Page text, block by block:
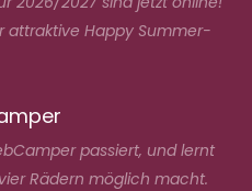
attraktive Happy Summer-
passiert, und lernt
Rädern möglich macht.